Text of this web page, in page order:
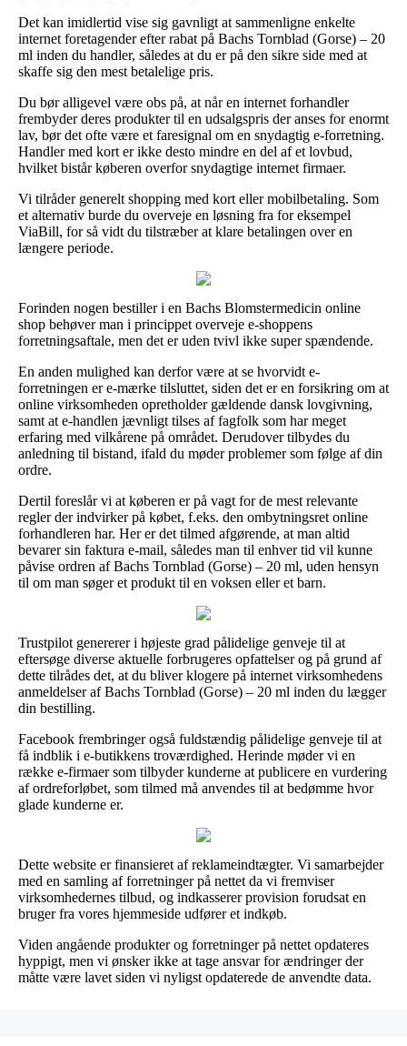
Det kan imidlertid vise sig gavnligt at sammenligne enkelte
internet foretagender efter rabat på Bachs Tornblad (Gorse) – 20
ml inden du handler, således at du er på den sikre side med at
skaffe sig den mest betalelige pris.
Du bør alligevel være obs på, at når en internet forhandler
frembyder deres produkter til en udsalgspris der anses for enormt
lav, bør det ofte være et faresignal om en snydagtig e-forretning.
Handler med kort er ikke desto mindre en del af et lovbud,
hvilket bistår køberen overfor snydagtige internet firmaer.
Vi tilråder generelt shopping med kort eller mobilbetaling. Som
et alternativ burde du overveje en løsning fra for eksempel
ViaBill, for så vidt du tilstræber at klare betalingen over en
længere periode.
Forinden nogen bestiller i en Bachs Blomstermedicin online
shop behøver man i princippet overveje e-shoppens
forretningsaftale, men det er uden tvivl ikke super spændende.
En anden mulighed kan derfor være at se hvorvidt e-
forretningen er e-mærke tilsluttet, siden det er en forsikring om at
online virksomheden opretholder gældende dansk lovgivning,
samt at e-handlen jævnligt tilses af fagfolk som har meget
erfaring med vilkårene på området. Derudover tilbydes du
anledning til bistand, ifald du møder problemer som følge af din
ordre.
Dertil foreslår vi at køberen er på vagt for de mest relevante
regler der indvirker på købet, f.eks. den ombytningsret online
forhandleren har. Her er det tilmed afgørende, at man altid
bevarer sin faktura e-mail, således man til enhver tid vil kunne
påvise ordren af Bachs Tornblad (Gorse) – 20 ml, uden hensyn
til om man søger et produkt til en voksen eller et barn.
Trustpilot genererer i højeste grad pålidelige genveje til at
eftersøge diverse aktuelle forbrugeres opfattelser og på grund af
dette tilrådes det, at du bliver klogere på internet virksomhedens
anmeldelser af Bachs Tornblad (Gorse) – 20 ml inden du lægger
din bestilling.
Facebook frembringer også fuldstændig pålidelige genveje til at
få indblik i e-butikkens troværdighed. Herinde møder vi en
række e-firmaer som tilbyder kunderne at publicere en vurdering
af ordreforløbet, som tilmed må anvendes til at bedømme hvor
glade kunderne er.
Dette website er finansieret af reklameindtægter. Vi samarbejder
med en samling af forretninger på nettet da vi fremviser
virksomhedernes tilbud, og indkasserer provision forudsat en
bruger fra vores hjemmeside udfører et indkøb.
Viden angående produkter og forretninger på nettet opdateres
hyppigt, men vi ønsker ikke at tage ansvar for ændringer der
måtte være lavet siden vi nyligst opdaterede de anvendte data.